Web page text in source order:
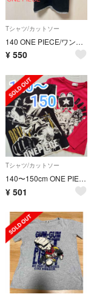
Tシャツ/カットソー
140 ONE PIECE/ワンピース 半袖Tシャツ
¥ 550
Tシャツ/カットソー
140〜150cm ONE PIECE Tシャツ&ロンT 2点セット
¥ 501